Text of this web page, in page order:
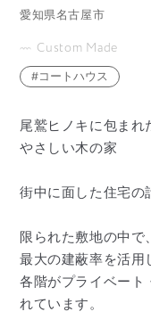
愛知県名古屋市
Custom Made
コートハウス
尾鷲ヒノキに包まれ
やさしい木の家
街中に面した住宅の
限られた敷地の中で、
最大の建蔽率を活用
各階がプライベート
れています。